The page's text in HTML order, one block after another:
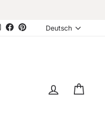
Instagram
FacebookPinterestSprache
Deutsch
Einloggen